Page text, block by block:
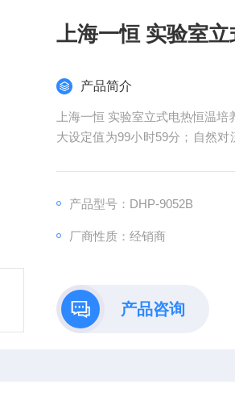
上海一恒 实验室
产品简介
上海一恒 实验室立式电热恒温
大设定值为99小时59分；自然
产品型号：DHP-9052B
厂商性质：经销商
产品咨询